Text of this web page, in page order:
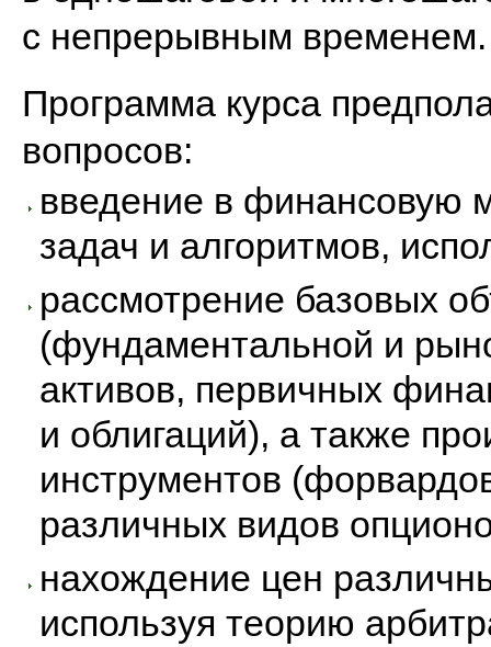
с непрерывным временем.
Программа курса
вопросов:
введение в финансовую
задач и алгоритмов,
рассмотрение базовых
(фундаментальной и
активов, первичных
и облигаций), а также
инструментов
различных видов
нахождение цен
используя теорию